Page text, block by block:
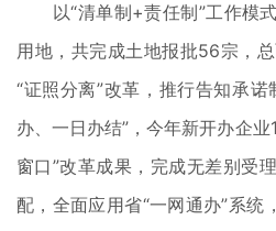
以“清单制+责任制”工作模式
用地，共完成土地报批56宗，
“证照分离”改革，推行告知承
办、一日办结”，今年新开办企
窗口”改革成果，完成无差别受
配，全面应用省“一网通办”系统